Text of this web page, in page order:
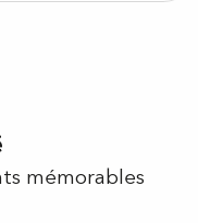
mémorables